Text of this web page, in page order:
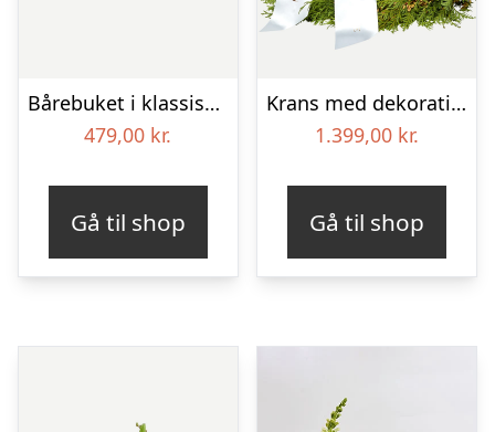
Bårebuket i klassisk stil – hvid
479,00 kr.
Gå til shop
Krans med dekoration i klassisk stil – rød og hvid – med bånd
1.399,00 kr.
Gå til shop